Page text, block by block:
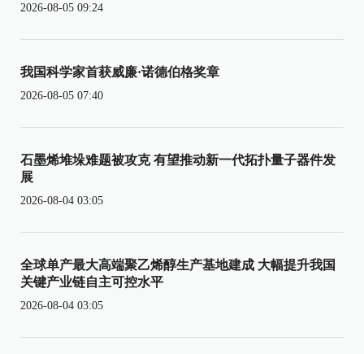
2026-08-05 09:24
我国科学家首获威廉·诺德伯格奖章
2026-08-05 07:40
石墨烯堆垛难题被攻克 有望推动新一代拓扑量子器件发
展
2026-08-04 03:05
全球单产最大高端聚乙烯醇生产基地建成 大幅提升我国
关键产业链自主可控水平
2026-08-04 03:05